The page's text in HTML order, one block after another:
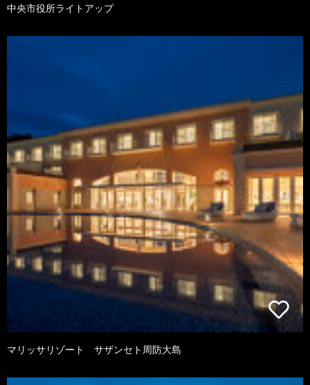
中央市役所ライトアップ
マリッサリゾート サザンセト周防大島